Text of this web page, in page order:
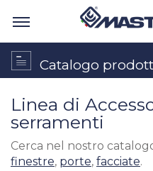
Catalogo
Linea di
serramenti
Cerca nel nostro
finestre, porte, facciate.